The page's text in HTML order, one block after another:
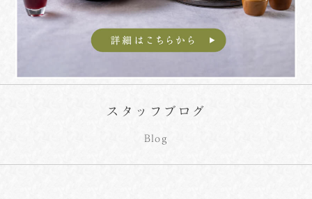
スタッフブログ
Blog